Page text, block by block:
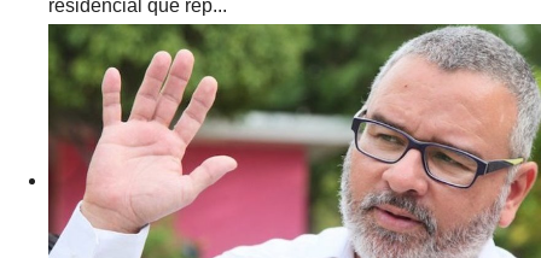
residencial que rep...